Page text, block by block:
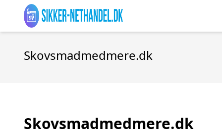
Skovsmadmedmere.dk
Skovsmadmedmere.dk